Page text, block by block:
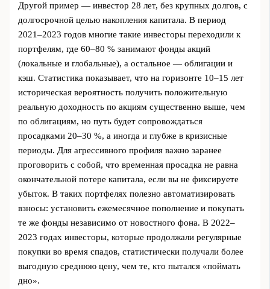
Другой пример — инвестор 28 лет, без крупных долгов, с
долгосрочной целью накопления капитала. В период
2021–2023 годов многие такие инвесторы переходили к
портфелям, где 60–80 % занимают фонды акций
(локальные и глобальные), а остальное — облигации и
кэш. Статистика показывает, что на горизонте 10–15 лет
историческая вероятность получить положительную
реальную доходность по акциям существенно выше, чем
по облигациям, но путь будет сопровождаться
просадками 20–30 %, а иногда и глубже в кризисные
периоды. Для агрессивного профиля важно заранее
проговорить с собой, что временная просадка не равна
окончательной потере капитала, если вы не фиксируете
убыток. В таких портфелях полезно автоматизировать
взносы: установить ежемесячное пополнение и покупать
те же фонды независимо от новостного фона. В 2022–
2023 годах инвесторы, которые продолжали регулярные
покупки во время спадов, статистически получали более
выгодную среднюю цену, чем те, кто пытался «поймать
дно».